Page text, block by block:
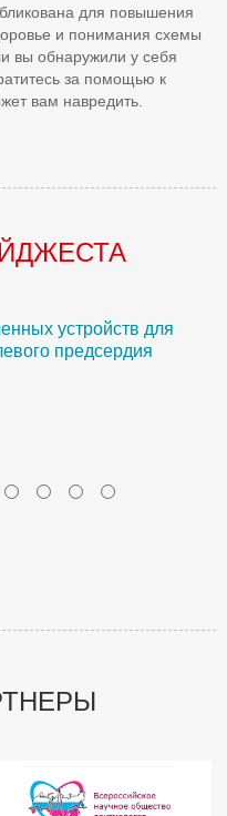
для повышения
и понимания схемы
вы обнаружили у себя
за помощью к
вам навредить.
устройств для
предсердия